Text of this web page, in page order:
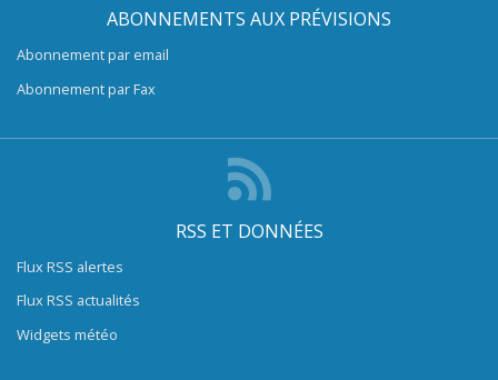
ABONNEMENTS AUX PRÉVISIONS
Abonnement par email
Abonnement par Fax
RSS ET DONNÉES
Flux RSS alertes
Flux RSS actualités
Widgets météo